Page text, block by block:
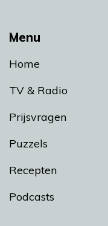
Menu
Home
TV & Radio
Prijsvragen
Puzzels
Recepten
Podcasts